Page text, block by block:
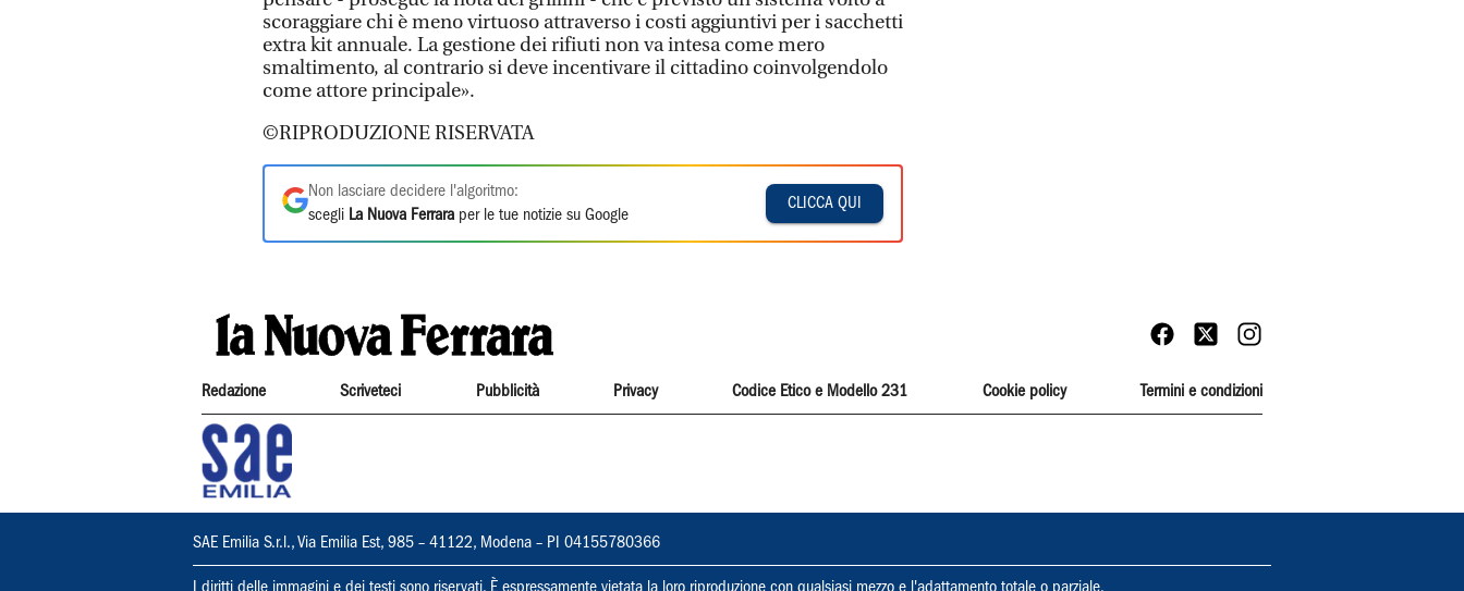
scoraggiare chi è meno virtuoso attraverso i costi aggiuntivi per i sacchetti
extra kit annuale. La gestione dei rifiuti non va intesa come mero
smaltimento, al contrario si deve incentivare il cittadino coinvolgendolo
come attore principale».
©RIPRODUZIONE RISERVATA
Non lasciare decidere l'algoritmo:
scegli La Nuova Ferrara per le tue notizie su Google
CLICCA QUI
Redazione Scriveteci Pubblicità Privacy Codice Etico e Modello 231 Cookie policy Termini e condizioni
SAE Emilia S.r.l., Via Emilia Est, 985 – 41122, Modena – PI 04155780366
I diritti delle immagini e dei testi sono riservati. È espressamente vietata la loro riproduzione con qualsiasi mezzo e l'adattamento totale o parziale.